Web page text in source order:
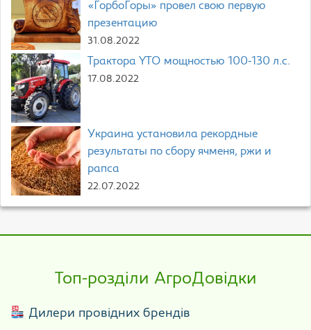
«ГорбоГоры» провел свою первую
презентацию
31.08.2022
Трактора YTO мощностью 100-130 л.с.
17.08.2022
Украина установила рекордные
результаты по сбору ячменя, ржи и
рапса
22.07.2022
Топ-розділи АгроДовідки
Дилери провідних брендів